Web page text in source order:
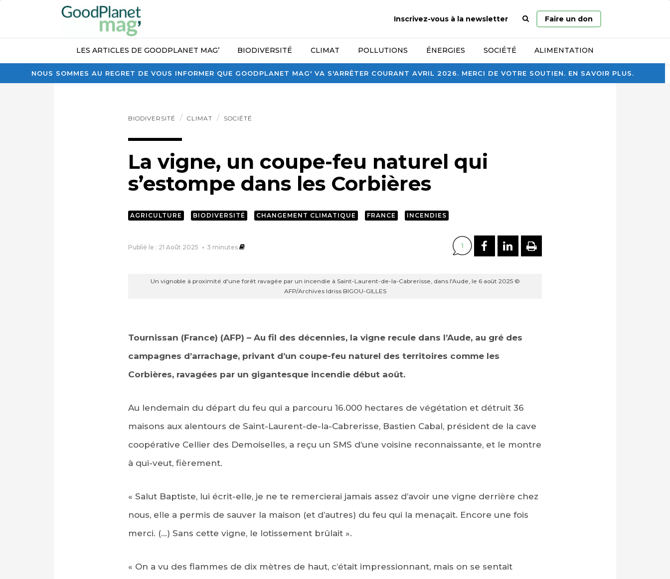
NOUS SOMMES AU REGRET DE VOUS INFORMER QUE GOODPLANET MAG' VA S'ARRÊTER COURANT AVRIL 2026. MERCI DE VOTRE SOUTIEN. EN SAVOIR PLUS.
Inscrivez-vous à la newsletter
Page
d’accueil
Faire un don
LES ARTICLES DE GOODPLANET MAG’ BIODIVERSITÉ CLIMAT POLLUTIONS ÉNERGIES SOCIÉTÉ ALIMENTATION
BIODIVERSITÉ CLIMAT SOCIÉTÉ
La vigne, un coupe-feu naturel qui
s’estompe dans les Corbières
AGRICULTURE BIODIVERSITÉ CHANGEMENT CLIMATIQUE FRANCE INCENDIES
Publié le : 21 Août 2025 3 minutes 1 PARTAGER SUR FACEBOOK
PARTAGER SUR
IMPRIMER
Un vignoble à proximité d'une forêt ravagée par un incendie à Saint-Laurent-de-la-Cabrerisse, dans l'Aude, le 6 août 2025 ©
AFP/Archives Idriss BIGOU-GILLES
Tournissan (France) (AFP) – Au fil des décennies, la vigne recule dans l’Aude, au gré des
campagnes d’arrachage, privant d’un coupe-feu naturel des territoires comme les
Corbières, ravagées par un gigantesque incendie début août.
Au lendemain du départ du feu qui a parcouru 16.000 hectares de végétation et détruit 36
maisons aux alentours de Saint-Laurent-de-la-Cabrerisse, Bastien Cabal, président de la cave
coopérative Cellier des Demoiselles, a reçu un SMS d’une voisine reconnaissante, et le montre
à qui-veut, fièrement.
« Salut Baptiste, lui écrit-elle, je ne te remercierai jamais assez d’avoir une vigne derrière chez
nous, elle a permis de sauver la maison (et d’autres) du feu qui la menaçait. Encore une fois
merci. (…) Sans cette vigne, le lotissement brûlait ».
« On a vu des flammes de dix mètres de haut, c’était impressionnant, mais on se sentait